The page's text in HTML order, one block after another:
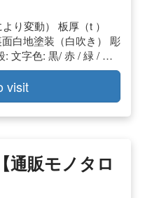
り変動） 板厚（t ）
白地塗装（白吹き） 彫
: 文字色: 黒/ 赤 / 緑 / …
visit
通販モノタロ